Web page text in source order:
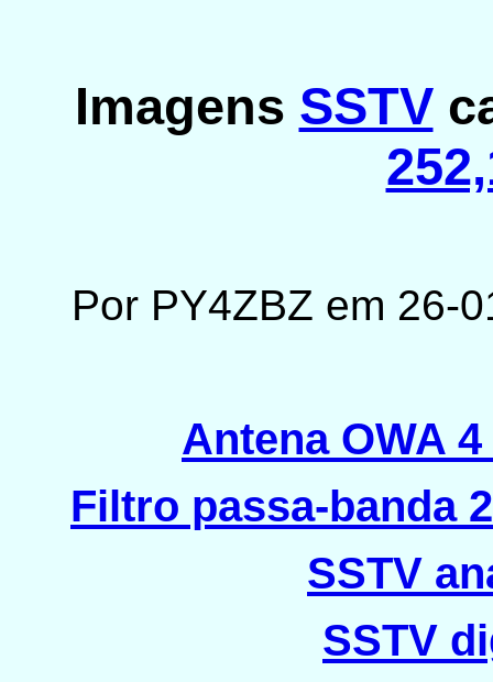
Imagens SSTV
Por PY4ZBZ em
Antena OWA
Filtro passa-banda
SSTV
SSTV